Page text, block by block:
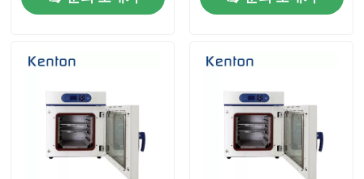
홈
회사 소개